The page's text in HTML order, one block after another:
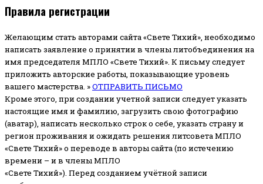
Правила регистрации
Желающим стать авторами сайта «Свете Тихий», необходимо
написать заявление о принятии в члены литобъединения на
имя председателя МПЛО «Свете Тихий». К письму следует
приложить авторские работы, показывающие уровень
вашего мастерства. »ОТПРАВИТЬ ПИСЬМО
Кроме этого, при создании учетной записи следует указать
настоящие имя и фамилию, загрузить свою фотографию
(аватар), написать несколько строк о себе, указать страну и
регион проживания и ожидать решения литсовета МПЛО
«Свете Тихий» о переводе в авторы сайта (по истечению
времени – и в члены МПЛО
«Свете Тихий»). Перед созданием учётной записи